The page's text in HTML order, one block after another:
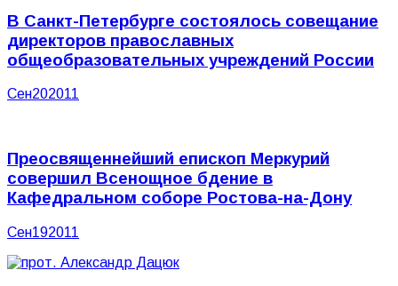
В Санкт-Петербурге состоялось совещание
директоров православных
общеобразовательных учреждений России
Сен202011
Преосвященнейший епископ Меркурий
совершил Всенощное бдение в
Кафедральном соборе Ростова-на-Дону
Сен192011